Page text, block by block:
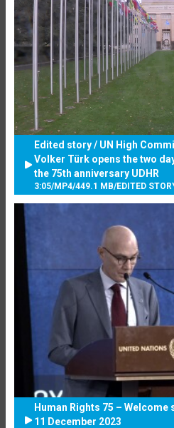
Edited story / UN High
Volker Türk opens the two
the 75th anniversary UDHR
3:05/MP4/449.1 MB/EDITED
Human Rights 75 –
11 December 2023